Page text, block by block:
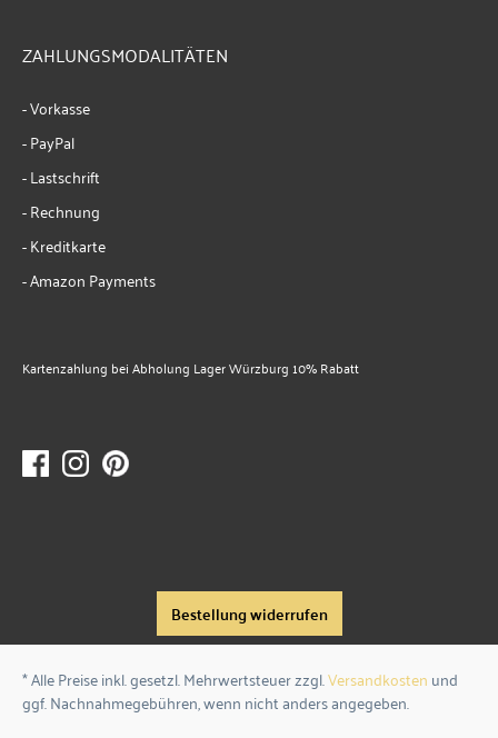
ZAHLUNGSMODALITÄTEN
- Vorkasse
- PayPal
- Lastschrift
- Rechnung
- Kreditkarte
- Amazon Payments
Kartenzahlung bei Abholung Lager Würzburg 10% Rabatt
Bestellung widerrufen
* Alle Preise inkl. gesetzl. Mehrwertsteuer zzgl.Versandkosten und
ggf. Nachnahmegebühren, wenn nicht anders angegeben.